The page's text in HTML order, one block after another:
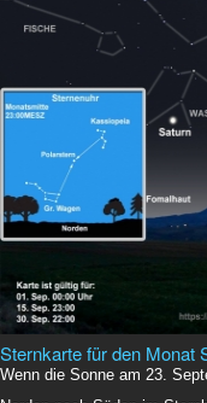
Sternkarte für den Monat
Wenn die Sonne am 23.